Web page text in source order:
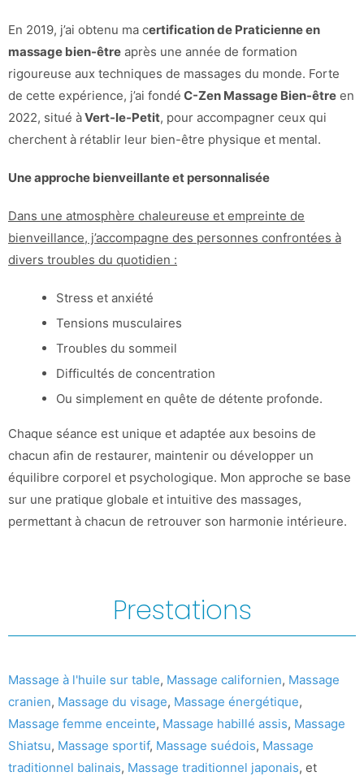
En 2019, j’ai obtenu ma certification de Praticienne en
massage bien-être après une année de formation
rigoureuse aux techniques de massages du monde. Forte
de cette expérience, j’ai fondé C-Zen Massage Bien-être en
2022, situé àVert-le-Petit, pour accompagner ceux qui
cherchent à rétablir leur bien-être physique et mental.
Une approche bienveillante et personnalisée
Dans une atmosphère chaleureuse et empreinte de
bienveillance, j’accompagne des personnes confrontées à
divers troubles du quotidien :
Stress et anxiété
Tensions musculaires
Troubles du sommeil
Difficultés de concentration
Ou simplement en quête de détente profonde.
Chaque séance est unique et adaptée aux besoins de
chacun afin de restaurer, maintenir ou développer un
équilibre corporel et psychologique. Mon approche se base
sur une pratique globale et intuitive des massages,
permettant à chacun de retrouver son harmonie intérieure.
Prestations
Massage à l'huile sur table, Massage californien, Massage
cranien, Massage du visage, Massage énergétique,
Massage femme enceinte, Massage habillé assis, Massage
Shiatsu, Massage sportif, Massage suédois, Massage
traditionnel balinais, Massage traditionnel japonais, et